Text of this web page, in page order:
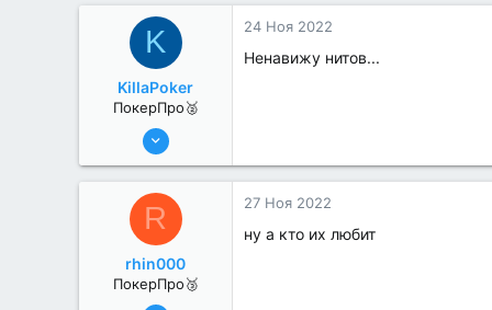
2
K
KillaPoker
ПокерПро🥈
13 Июн 2022
0
24 Ноя 2022
Ненавижу нитов...
R
rhin000
ПокерПро🥉
27 Ноя 2022
ну а кто их любит